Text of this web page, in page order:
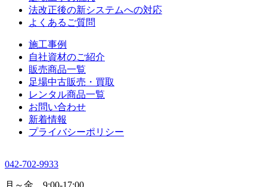
法改正後の新システムへの対応
よくあるご質問
施工事例
自社資材のご紹介
販売商品一覧
足場中古販売・買取
レンタル商品一覧
お問い合わせ
新着情報
プライバシーポリシー
042-702-9933
月～金 9:00-17:00